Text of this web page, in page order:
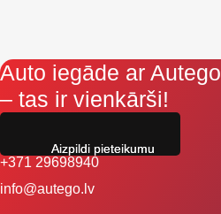
Auto iegāde ar Autego
– tas ir vienkārši!
+371 29698940
info@autego.lv